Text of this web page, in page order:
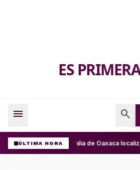
ES
menu search
ÚLTIMA HORAFiscalía de Oaxaca